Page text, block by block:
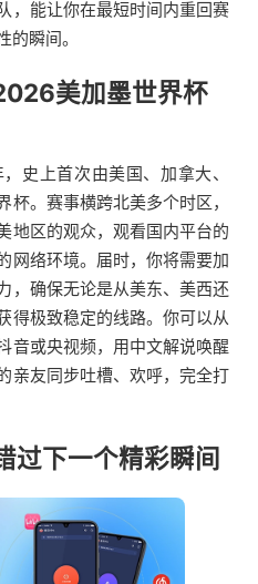
，能让你在最短时间内重回赛
的瞬间。
美加墨世界杯
史上首次由美国、加拿大、
杯。赛事横跨北美多个时区，
地区的观众，观看国内平台的
网络环境。届时，你将需要加
，确保无论是从美东、美西还
得极致稳定的线路。你可以从
音或央视频，用中文解说唤醒
亲友同步吐槽、欢呼，完全打
过下一个精彩瞬间